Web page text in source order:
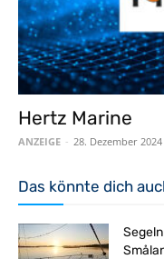
Hertz Marine
ANZEIGE - 28. Dezember 2024
Das könnte dich